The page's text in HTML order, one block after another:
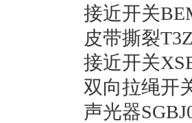
接近开关
皮带撕裂
接近开关
双向拉绳开
声光器